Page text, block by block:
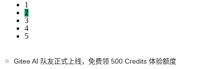
1
2
3
4
5
Gitee AI 队友正式上线，免费领 500 Credits 体验额度